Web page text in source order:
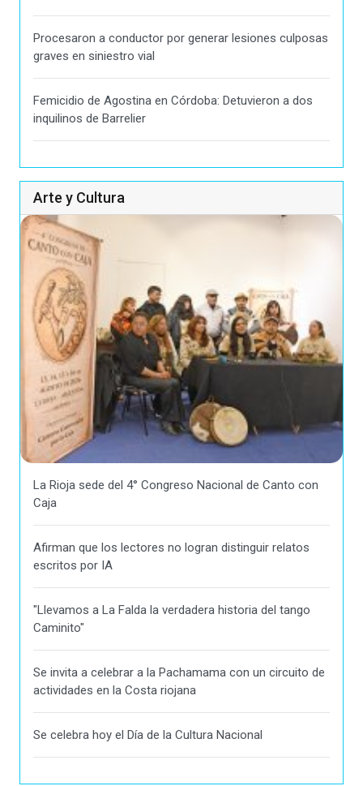
Procesaron a conductor por generar lesiones culposas
graves en siniestro vial
Femicidio de Agostina en Córdoba: Detuvieron a dos
inquilinos de Barrelier
Arte y Cultura
La Rioja sede del 4° Congreso Nacional de Canto con
Caja
Afirman que los lectores no logran distinguir relatos
escritos por IA
"Llevamos a La Falda la verdadera historia del tango
Caminito"
Se invita a celebrar a la Pachamama con un circuito de
actividades en la Costa riojana
Se celebra hoy el Día de la Cultura Nacional